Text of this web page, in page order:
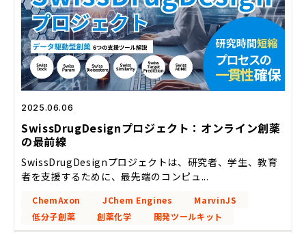
2025.06.06
SwissDrugDesignプロジェクト：オンライン創薬
の最前線
SwissDrugDesignプロジェクトは、研究者、学生、教育
者を支援するために、最先端のコンピュ...
ChemAxon JChem Engines
MarvinJS
低分子創薬
創薬化学 開発ツールキット